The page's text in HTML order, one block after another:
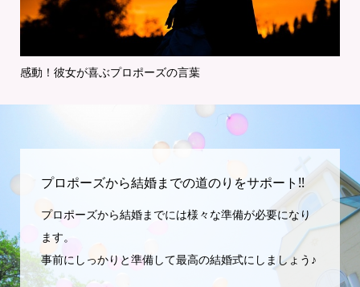
感動！彼女が喜ぶプロポーズの言葉
プロポーズから結婚までの道のりをサポート!!
プロポーズから結婚までには様々な準備が必要になり
ます。
事前にしっかりと準備して最高の結婚式にしましょう♪